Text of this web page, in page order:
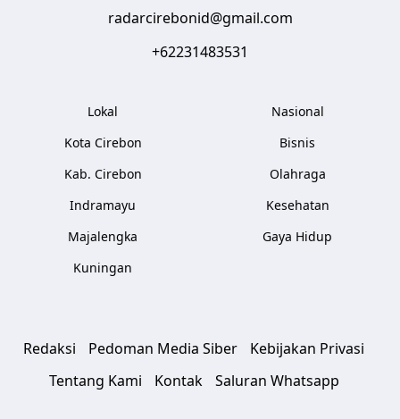
radarcirebonid@gmail.com
+62231483531
Lokal
Kota Cirebon
Kab. Cirebon
Indramayu
Majalengka
Kuningan
Nasional
Bisnis
Olahraga
Kesehatan
Gaya Hidup
Redaksi Pedoman Media Siber
Kebijakan Privasi
Tentang Kami
Kontak Saluran Whatsapp